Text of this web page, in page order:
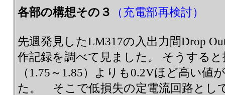
各部の構想その３ （充電部再検討）
先週発見したLM317の入出力間Drop
作記録を調べて見ました。 そうする
（1.75～1.85）よりも0.2Vほど高い値
た。 そこで低損失の定電流回路とし